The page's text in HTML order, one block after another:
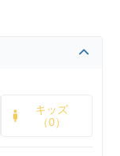
キッズ
（0）